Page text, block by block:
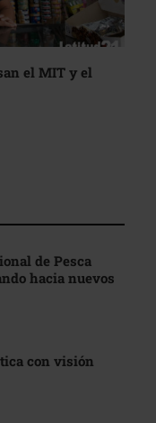
el MIT y el
de Pesca
hacia nuevos
con visión